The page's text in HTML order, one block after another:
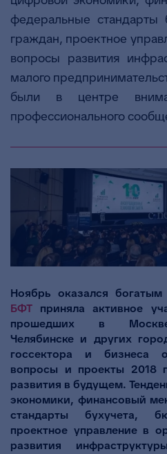
федеральные стандарты
граждан, проектное
вопросы развития
малого
были в центре
профессионального
Ноябрь оказался
БФТ приняла активное
прошедших в Москве,
Челябинске и других
госсектора и бизнеса
вопросы и проекты 2018
развития в будущем.
экономики, финансовый
стандарты бухучета,
проектное управление в
развития